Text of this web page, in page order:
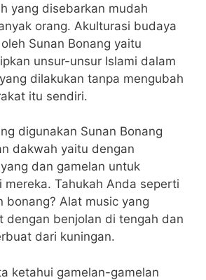
yang disebarkan mudah
orang. Akulturasi budaya
Sunan Bonang yaitu
unsur-unsur Islami dalam
dilakukan tanpa mengubah
itu sendiri.
digunakan Sunan Bonang
dakwah yaitu dengan
dan gamelan untuk
mereka. Tahukah Anda seperti
bonang? Alat music yang
dengan benjolan di tengah dan
dari kuningan.
ketahui gamelan-gamelan